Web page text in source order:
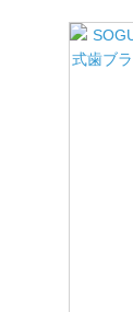
配直送